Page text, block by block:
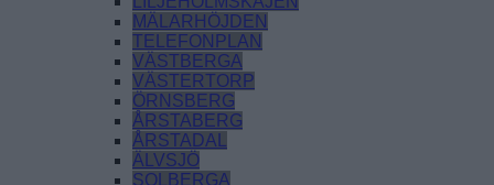
MÄLARHÖJDEN
TELEFONPLAN
VÄSTBERGA
VÄSTERTORP
ÖRNSBERG
ÅRSTABERG
ÅRSTADAL
ÄLVSJÖ
SOLBERGA